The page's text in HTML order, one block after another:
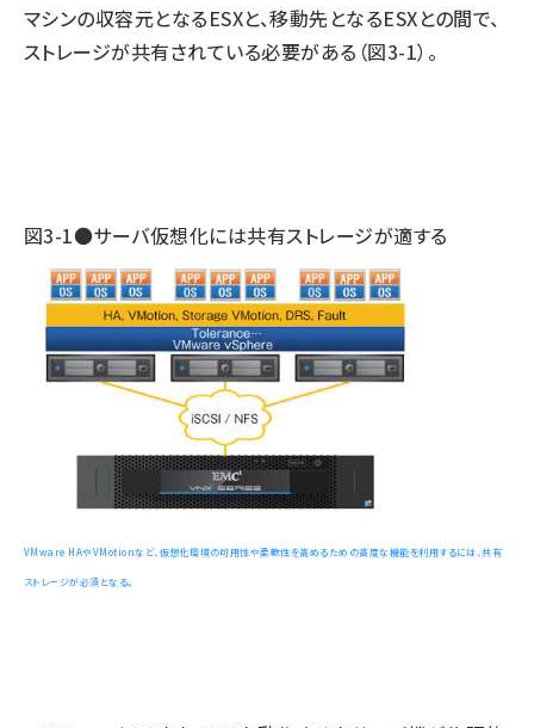
マシンの収容元となるESXと、移動先となるESXとの間で、
ストレージが共有されている必要がある（図3-1）。
図3-1●サーバ仮想化には共有ストレージが適する
VMware HAやVMotionなど、仮想化環境の可用性や柔軟性を高めるための高度な機能を利用するには、共有
ストレージが必須となる。